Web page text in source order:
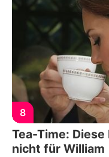
8
Tea-Time:
nicht für William